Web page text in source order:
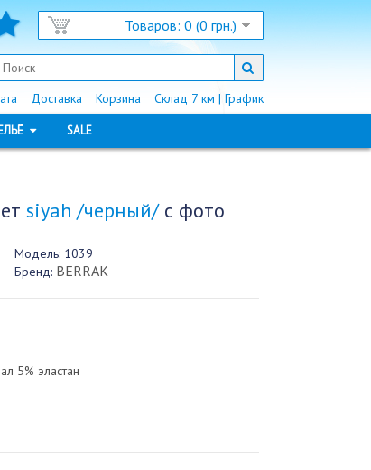
Товаров: 0 (0 грн.)
Склад 7 км | График
Корзина
Доставка
SALE
siyah /черный/с фото
Модель:1039
Бренд: BERRAK
5% эластан